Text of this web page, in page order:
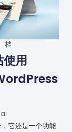
使用
它还是一个功能